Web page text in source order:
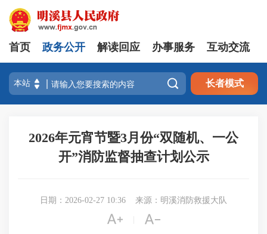
首页 政务公开 解读回应 办事服务 互动交流
 长者模式
2026年元宵节暨3月份“双随机、一公
开”消防监督抽查计划公示
日期：2026-02-27 10:36 来源：明溪消防救援大队
 